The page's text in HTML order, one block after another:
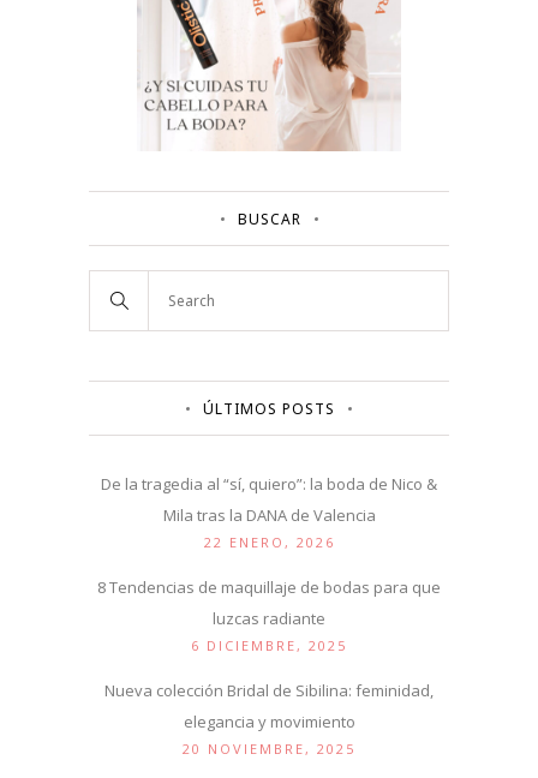
BUSCAR
ÚLTIMOS POSTS
De la tragedia al “sí, quiero”: la boda de Nico &
Mila tras la DANA de Valencia
22 ENERO, 2026
8 Tendencias de maquillaje de bodas para que
luzcas radiante
6 DICIEMBRE, 2025
Nueva colección Bridal de Sibilina: feminidad,
elegancia y movimiento
20 NOVIEMBRE, 2025